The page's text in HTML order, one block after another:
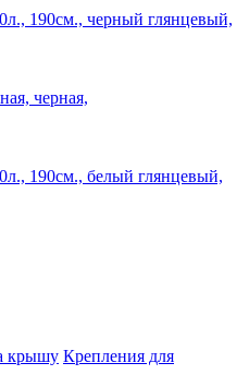
190см., черный глянцевый,
черная,
190см., белый глянцевый,
крышу Крепления для